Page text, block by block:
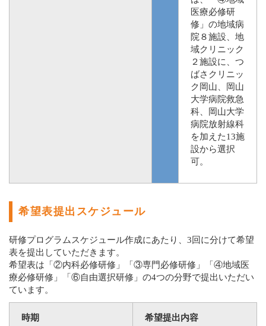
医療必修研
修」の地域病
院８施設、地
域クリニック
２施設に、つ
ばさクリニッ
ク岡山、岡山
大学病院救急
科、岡山大学
病院放射線科
を加えた13施
設から選択
可。
希望表提出スケジュール
研修プログラムスケジュール作成にあたり、3回に分けて希望
表を提出していただきます。
希望表は「②内科必修研修」「③専門必修研修」「④地域医
療必修研修」「⑥自由選択研修」の4つの分野で提出いただい
ています。
時期 希望提出内容